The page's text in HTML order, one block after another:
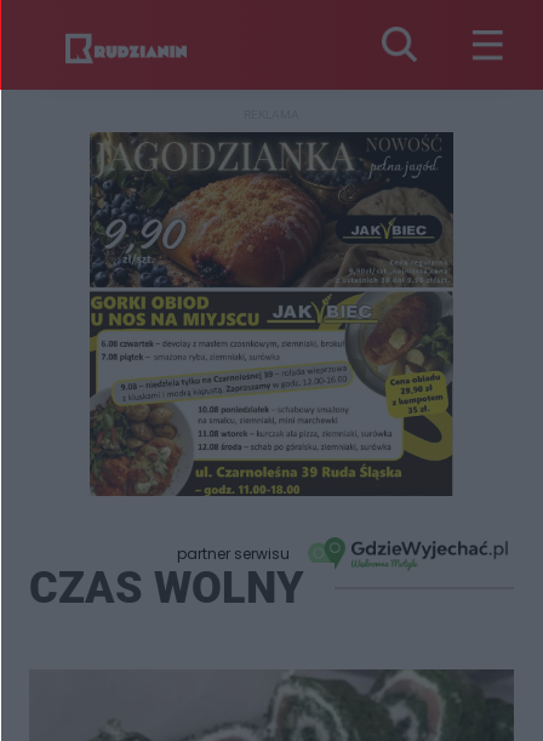
partner serwisu
CZAS WOLNY